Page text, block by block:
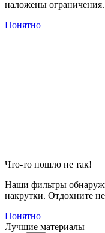
наложены
Понятно
Что-то пошло не так!
Наши фильтры
накрутки. Отдохните
Понятно
Лучшие материалы